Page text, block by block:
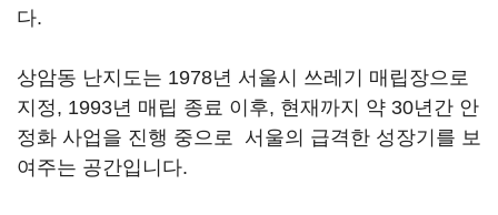
다.
상암동 난지도는 1978년 서울시 쓰레기 매립장으로
지정, 1993년 매립 종료 이후, 현재까지 약 30년간 안
정화 사업을 진행 중으로 서울의 급격한 성장기를 보
여주는 공간입니다.